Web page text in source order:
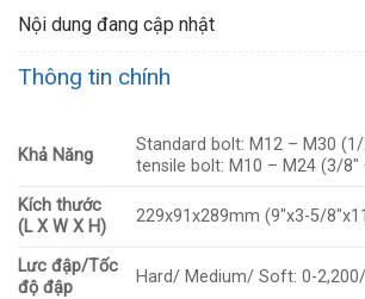
Nội dung đang cập nhật
Thông tin chính
Khả Năng
Standard bolt: M12 – M30
tensile bolt: M10 – M24 (3/8″
Kích thước
(L X W X H)
229x91x289mm (9″x3-5/
Lưc đập/Tốc
độ đập
Hard/ Medium/ Soft: 0-